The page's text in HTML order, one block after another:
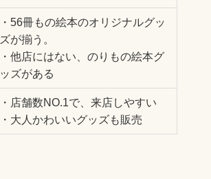
・56冊もの絵本のオリジナルグッ
ズが揃う。
・他店にはない、のりもの絵本グ
ッズがある
・店舗数NO.1で、来店しやすい
・大人かわいいグッズも販売